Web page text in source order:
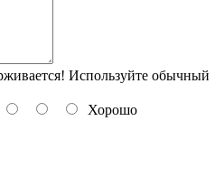
Используйте обычный
Хорошо